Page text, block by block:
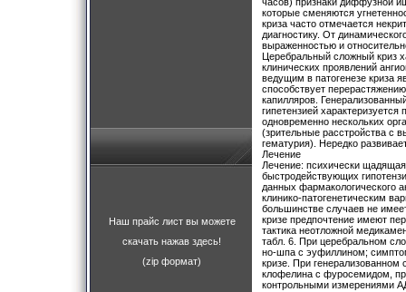
Наш прайс лист вы можете
скачать нажав здесь!
(zip формат)
которые сменяются
криза часто отмечается
диагностику. От
выраженностью и
Церебральный сложный криз
клинических проявлений
ведущим в патогенезе криза
способствует
капилляров.
гипетензией
одновременно нескольких
(зрительные расстройства с
гематурия). Нередко
Лечение
Лечение: психически
быстродействующих
данных фармакологического
клинико-патогенетическим
большинстве случаев не
кризе предпочтение имеют
тактика неотложной
табл. 6. При церебральном
но-шпа с эуфиллином;
кризе. При генерализованном
клофелина с фуросемидом,
контрольными измерениями